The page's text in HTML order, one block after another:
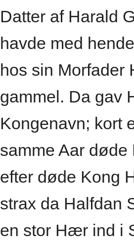
Datter af Harald
havde med
hos sin Morfader
gammel. Da gav
Kongenavn; kort
samme Aar
efter døde Kong
strax da Halfdan
en stor Hær ind i